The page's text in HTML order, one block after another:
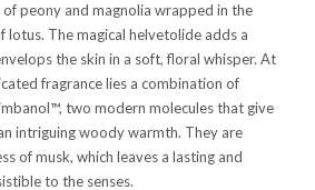
peony and magnolia wrapped in the
lotus. The magical helvetolide adds a
the skin in a soft, floral whisper. At
fragrance lies a combination of
two modern molecules that give
intriguing woody warmth. They are
of musk, which leaves a lasting and
to the senses.